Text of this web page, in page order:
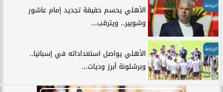
الرياضة
الأهلي يحسم حقيقة تجديد إمام عاشور
وشوبير.. ويترقب...
الرياضة
الأهلي يواصل استعداداته في إسبانيا..
وبرشلونة أبرز وديات...